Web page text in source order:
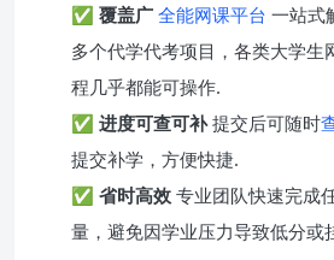
✅ 覆盖广 全能网课平台 一站式
多个代学代考项目，各类大学
程几乎都能可操作.
✅ 进度可查可补提交后可随时
提交补学，方便快捷.
✅ 省时高效 专业团队快速完成
量，避免因学业压力导致低分或